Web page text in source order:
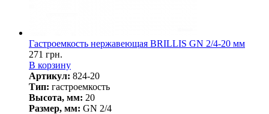
Гастроемкость нержавеющая BRILLIS GN 2/4-20 мм
271 грн.
В корзину
Артикул: 824-20
Тип: гастроемкость
Высота, мм: 20
Размер, мм: GN 2/4